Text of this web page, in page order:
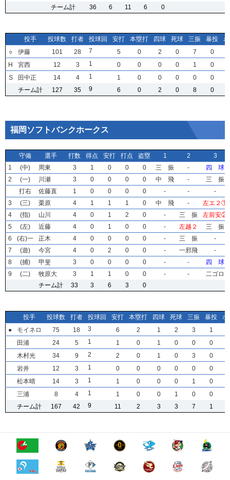
チーム計
36 6 11 6 0
チーム計
36 6 11 6 0
チーム計
36 6 11 6 0
チーム計
36 6 11 6 0
投手 投球数 打者 投球回 安打 本塁打 四球 死球 三振 暴投
○
伊藤 101 28 7 5 0 2 0 7
0
H
宮西 12 3 1 0 0 0 0 1
0
S
田中正 14 4 1 1 0 0 0 0
0
チーム計
127 35 9 6 0 2 0 8 0
投手 投球数 打者 投球回 安打 本塁打 四球 死球 三振 暴投
○
伊藤 101 28 7 5 0 2 0 7
0
H
宮西 12 3 1 0 0 0 0 1
0
S
田中正 14 4 1 1 0 0 0 0
0
チーム計
127 35 9 6 0 2 0 8 0
投手 投球数 打者 投球回 安打 本塁打 四球 死球 三振 暴投
○
伊藤 101 28 7 5 0 2 0 7
0
H
宮西 12 3 1 0 0 0 0 1
0
S
田中正 14 4 1 1 0 0 0 0
0
チーム計
127 35 9 6 0 2 0 8 0
投手 投球数 打者 投球回 安打 本塁打 四球 死球 三振 暴投
○
伊藤 101 28 7 5 0 2 0 7
0
H
宮西 12 3 1 0 0 0 0 1
0
S
田中正 14 4 1 1 0 0 0 0
0
チーム計
127 35 9 6 0 2 0 8 0
福岡ソフトバンクホークス
守備 選手 打数 得点 安打 打点 盗塁 1 2
3
1
(中) 周東 3 1 0 0 0 三 振 -
四 球
2
(一) 川瀬 3 0 0 0 0 中 飛 -
三 振
打右
佐藤直 1 0 0 0 0 - -
-
3
(三) 栗原 4 1 1 1 0 中 飛 -
左エ２①
4
(指) 山川 4 0 1 2 0 - 三 振
左前安②
5
(左) 近藤 4 0 1 0 0 - 左越２
三 振
6
(右)一 正木 4 0 0 0 0 - 三 振
-
7
(遊) 今宮 4 0 2 0 0 - 一邪飛
-
8
(捕) 甲斐 3 0 0 0 0 - -
四 球
9
(二) 牧原大 3 1 1 0 0 - -
二ゴロ
チーム計
33 3 6 3 0
守備 選手 打数 得点 安打 打点 盗塁 1 2
3
1
(中) 周東 3 1 0 0 0 三 振 -
四 球
2
(一) 川瀬 3 0 0 0 0 中 飛 -
三 振
打右
佐藤直 1 0 0 0 0 - -
-
3
(三) 栗原 4 1 1 1 0 中 飛 -
左エ２①
4
(指) 山川 4 0 1 2 0 - 三 振
左前安②
5
(左) 近藤 4 0 1 0 0 - 左越２
三 振
6
(右)一 正木 4 0 0 0 0 - 三 振
-
7
(遊) 今宮 4 0 2 0 0 - 一邪飛
-
8
(捕) 甲斐 3 0 0 0 0 - -
四 球
9
(二) 牧原大 3 1 1 0 0 - -
二ゴロ
チーム計
33 3 6 3 0
守備 選手 打数 得点 安打 打点 盗塁 1 2
3
1
(中) 周東 3 1 0 0 0 三 振 -
四 球
2
(一) 川瀬 3 0 0 0 0 中 飛 -
三 振
打右
佐藤直 1 0 0 0 0 - -
-
3
(三) 栗原 4 1 1 1 0 中 飛 -
左エ２①
4
(指) 山川 4 0 1 2 0 - 三 振
左前安②
5
(左) 近藤 4 0 1 0 0 - 左越２
三 振
6
(右)一 正木 4 0 0 0 0 - 三 振
-
7
(遊) 今宮 4 0 2 0 0 - 一邪飛
-
8
(捕) 甲斐 3 0 0 0 0 - -
四 球
9
(二) 牧原大 3 1 1 0 0 - -
二ゴロ
チーム計
33 3 6 3 0
守備 選手 打数 得点 安打 打点 盗塁 1 2
3
1
(中) 周東 3 1 0 0 0 三 振 -
四 球
2
(一) 川瀬 3 0 0 0 0 中 飛 -
三 振
打右
佐藤直 1 0 0 0 0 - -
-
3
(三) 栗原 4 1 1 1 0 中 飛 -
左エ２①
4
(指) 山川 4 0 1 2 0 - 三 振
左前安②
5
(左) 近藤 4 0 1 0 0 - 左越２
三 振
6
(右)一 正木 4 0 0 0 0 - 三 振
-
7
(遊) 今宮 4 0 2 0 0 - 一邪飛
-
8
(捕) 甲斐 3 0 0 0 0 - -
四 球
9
(二) 牧原大 3 1 1 0 0 - -
二ゴロ
チーム計
33 3 6 3 0
投手 投球数 打者 投球回 安打 本塁打 四球 死球 三振 暴投
ボ
●
モイネロ 75 18 3 6 2 1 2 3 1
田浦
24 5 1 1 0 1 0 0 0
木村光
34 9 2 2 0 1 0 3 0
岩井
12 3 1 0 0 0 0 0 0
松本晴
14 3 1 1 0 0 0 1 0
三浦
8 4 1 1 0 0 1 0 0
チーム計
167 42 9 11 2 3 3 7 1
投手 投球数 打者 投球回 安打 本塁打 四球 死球 三振 暴投
ボ
●
モイネロ 75 18 3 6 2 1 2 3 1
田浦
24 5 1 1 0 1 0 0 0
木村光
34 9 2 2 0 1 0 3 0
岩井
12 3 1 0 0 0 0 0 0
松本晴
14 3 1 1 0 0 0 1 0
三浦
8 4 1 1 0 0 1 0 0
チーム計
167 42 9 11 2 3 3 7 1
投手 投球数 打者 投球回 安打 本塁打 四球 死球 三振 暴投
ボ
●
モイネロ 75 18 3 6 2 1 2 3 1
田浦
24 5 1 1 0 1 0 0 0
木村光
34 9 2 2 0 1 0 3 0
岩井
12 3 1 0 0 0 0 0 0
松本晴
14 3 1 1 0 0 0 1 0
三浦
8 4 1 1 0 0 1 0 0
チーム計
167 42 9 11 2 3 3 7 1
投手 投球数 打者 投球回 安打 本塁打 四球 死球 三振 暴投
ボ
●
モイネロ 75 18 3 6 2 1 2 3 1
田浦
24 5 1 1 0 1 0 0 0
木村光
34 9 2 2 0 1 0 3 0
岩井
12 3 1 0 0 0 0 0 0
松本晴
14 3 1 1 0 0 0 1 0
三浦
8 4 1 1 0 0 1 0 0
チーム計
167 42 9 11 2 3 3 7 1